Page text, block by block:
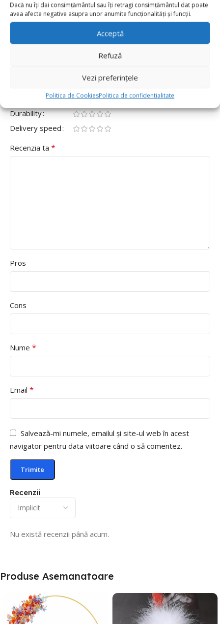
Dacă nu îți dai consimțământul sau îți retragi consimțământul dat poate
avea afecte negative asupra unor anumite funcționalități și funcții.
Acceptă
Refuză
Vezi preferințele
Politica de CookiesPolitica de confidentialitate
0
Recenzii
Nu există recenzii până acum.
Fii primul care scrii o recenzie pentru „Set 100
Baloane Latex 30cm, Mov”
Adresa ta de email nu va fi publicată.
Value for money
Durability
Delivery speed
Recenzia ta *
Pros
Cons
Nume *
Email *
Salvează-mi numele, emailul și site-ul web în acest
navigator pentru data viitoare când o să comentez.
Produse Asemanatoare